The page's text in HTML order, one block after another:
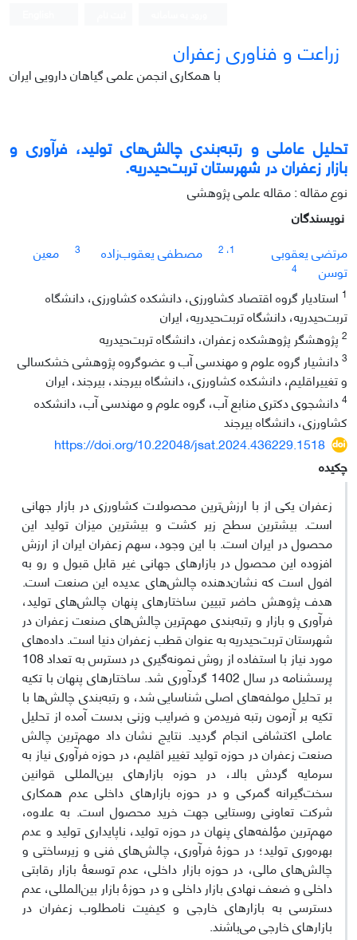
زراعت و فناوری زعفران
با همکاری انجمن علمی گیاهان دارویی ایران
تحلیل عاملی و رتبه‌بندی چالش‌های تولید، فرآوری و
بازار زعفران در شهرستان تربت‌حیدریه.
نوع مقاله : مقاله علمی پژوهشی
نویسندگان
مرتضی یعقوبی
1، 2 مصطفی یعقوب‌زاده 3
معین
توسن
4
1 استادیار گروه اقتصاد کشاورزی، دانشکده کشاورزی، دانشگاه
تربت‌حیدریه، دانشگاه تربت‌حیدریه، ایران
2 پژوهشگر پژوهشکده زعفران، دانشگاه تربت‌حیدریه
3دانشیار گروه علوم و مهندسی آب و عضوگروه پژوهشی خشکسالی
و تغییراقلیم، دانشکده کشاورزی، دانشگاه بیرجند، بیرجند، ایران
4دانشجوی دکتری منابع آب، گروه علوم و مهندسی آب، دانشکده
کشاورزی، دانشگاه بیرجند
https://doi.org/10.22048/jsat.2024.436229.1518
چکیده
زعفران یکی از با ارزش‌ترین محصولات کشاورزی در بازار جهانی
است. بیشترین سطح زیر کشت و بیشترین میزان تولید این
محصول ‏در ایران است. با این وجود، سهم زعفران ایران از ارزش
افزوده این محصول در بازارهای جهانی غیر قابل قبول و رو به
افول است که ‏نشان‌دهنده چالش‌های عدیده این صنعت است.
هدف پژوهش حاضر تبیین ساختارهای پنهان چالش‌های تولید،
فرآوری و بازار و رتبه‌بندی ‏مهم‌ترین چالش‌های صنعت زعفران در
شهرستان تربت‌حیدریه به عنوان قطب زعفران دنیا است. داده‌های
مورد نیاز با استفاده از روش ‏نمونه‌گیری در دسترس به تعداد 108
پرسشنامه در سال 1402 گردآوری شد. ساختارهای پنهان با تکیه
بر تحلیل مولفه‌های اصلی شناسایی ‏شد، و رتبه‌بندی چالش‌ها با
تکیه بر آزمون رتبه فریدمن و ضرایب وزنی بدست آمده از تحلیل
عاملی اکتشافی انجام گردید. نتایج نشان داد ‏مهم‌ترین چالش
صنعت زعفران در حوزه تولید تغییر اقلیم، در حوزه فرآوری نیاز به
سرمایه گردش بالا، در حوزه بازارهای بین‌المللی قوانین
‏سخت‌گیرانه گمرکی و در حوزه بازارهای داخلی عدم همکاری
شرکت تعاونی روستایی جهت خرید محصول است. به علاوه،
مهم‌ترین ‏مؤلفه‌های پنهان در حوزه تولید، ناپایداری تولید و عدم
بهره‌وری تولید؛ در حوزۀ فرآوری، چالش‌های فنی و زیرساختی و
چالش‌های مالی، در ‏حوزه بازار داخلی، عدم توسعۀ بازار رقابتی
داخلی و ضعف نهادی بازار داخلی و در حوزۀ بازار بین‌المللی، عدم
دسترسی به بازارهای خارجی و ‏کیفیت نامطلوب زعفران در
بازارهای خارجی می‌باشند. ‏